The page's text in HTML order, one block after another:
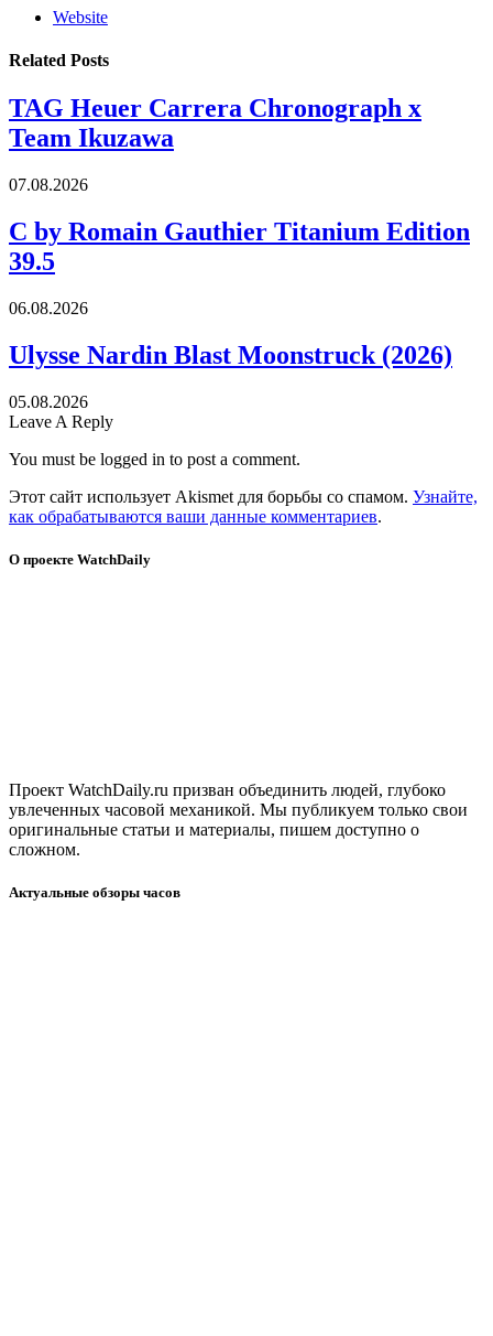
Website
Related Posts
TAG Heuer Carrera Chronograph x
Team Ikuzawa
07.08.2026
C by Romain Gauthier Titanium Edition
39.5
06.08.2026
Ulysse Nardin Blast Moonstruck (2026)
05.08.2026
Leave A Reply
You must be logged in to post a comment.
Этот сайт использует Akismet для борьбы со спамом. Узнайте,
как обрабатываются ваши данные комментариев.
О проекте WatchDaily
Проект WatchDaily.ru призван объединить людей, глубоко
увлеченных часовой механикой. Мы публикуем только свои
оригинальные статьи и материалы, пишем доступно о
сложном.
Актуальные обзоры часов